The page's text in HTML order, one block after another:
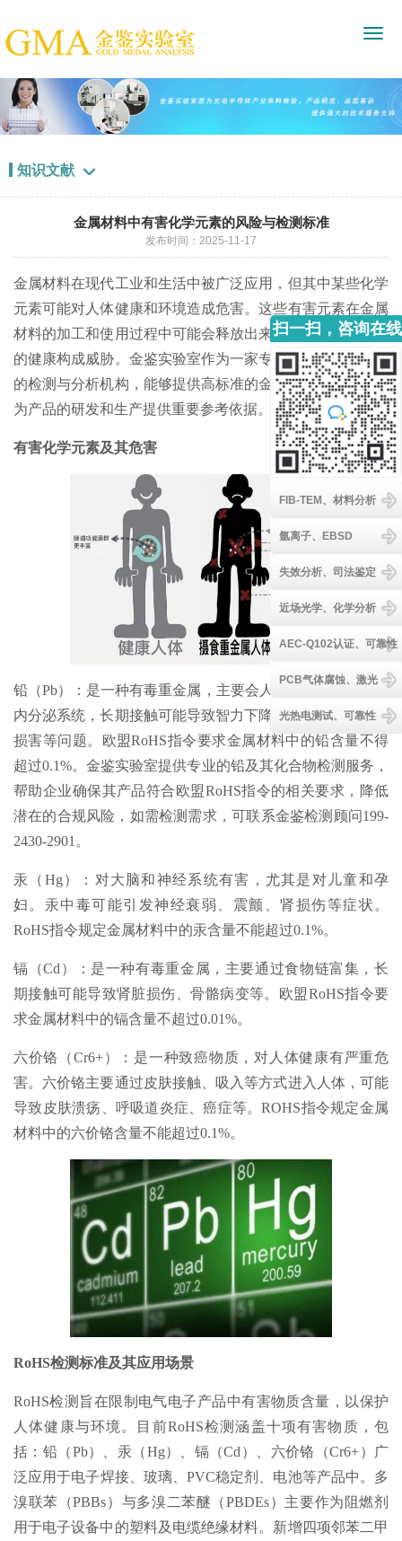
知识文献 
金属材料中有害化学元素的风险与检测标准
发布时间：2025-11-17
金属材料在现代工业和生活中被广泛应用，但其中某些化学
元素可能对人体健康和环境造成危害。这些有害元素在金属
材料的加工和使用过程中可能会释放出来，对工人和使用者
的健康构成威胁。金鉴实验室作为一家专注于化学分析领域
的检测与分析机构，能够提供高标准的金属含量测试服务，
为产品的研发和生产提供重要参考依据。
有害化学元素及其危害
铅（Pb）：是一种有毒重金属，主要会人的影响神经系统和
内分泌系统，长期接触可能导致智力下降、贫血、生殖系统
损害等问题。欧盟RoHS指令要求金属材料中的铅含量不得
超过0.1%。金鉴实验室提供专业的铅及其化合物检测服务，
帮助企业确保其产品符合欧盟RoHS指令的相关要求，降低
潜在的合规风险，如需检测需求，可联系金鉴检测顾问199-
2430-2901。
汞（Hg）：对大脑和神经系统有害，尤其是对儿童和孕
妇。汞中毒可能引发神经衰弱、震颤、肾损伤等症状。
RoHS指令规定金属材料中的汞含量不能超过0.1%。
镉（Cd）：是一种有毒重金属，主要通过食物链富集，长
期接触可能导致肾脏损伤、骨骼病变等。欧盟RoHS指令要
求金属材料中的镉含量不超过0.01%。
六价铬（Cr6+）：是一种致癌物质，对人体健康有严重危
害。六价铬主要通过皮肤接触、吸入等方式进入人体，可能
导致皮肤溃疡、呼吸道炎症、癌症等。ROHS指令规定金属
材料中的六价铬含量不能超过0.1%。
RoHS检测标准及其应用场景
RoHS检测旨在限制电气电子产品中有害物质含量，以保护
人体健康与环境。目前RoHS检测涵盖十项有害物质，包
括：铅（Pb）、汞（Hg）、镉（Cd）、六价铬（Cr6+）广
泛应用于电子焊接、玻璃、PVC稳定剂、电池等产品中。多
溴联苯（PBBs）与多溴二苯醚（PBDEs）主要作为阻燃剂
用于电子设备中的塑料及电缆绝缘材料。新增四项邻苯二甲
扫一扫，咨询在线
客服
FIB-TEM、材料分析
氩离子、EBSD
失效分析、司法鉴定
近场光学、化学分析
AEC-Q102认证、可靠性
PCB气体腐蚀、激光
光热电测试、可靠性